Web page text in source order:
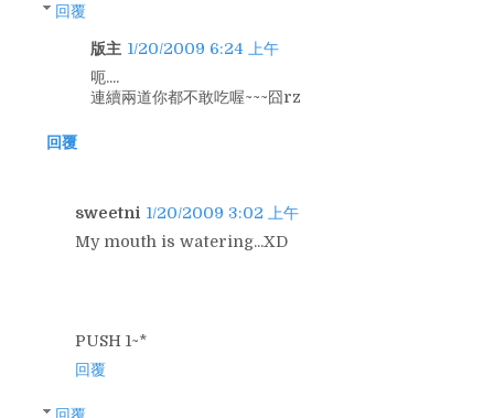
回覆
版主 1/20/2009 6:24 上午
呃....
連續兩道你都不敢吃喔~~~囧rz
回覆
sweetni 1/20/2009 3:02 上午
My mouth is watering...XD
PUSH 1~*
回覆
回覆